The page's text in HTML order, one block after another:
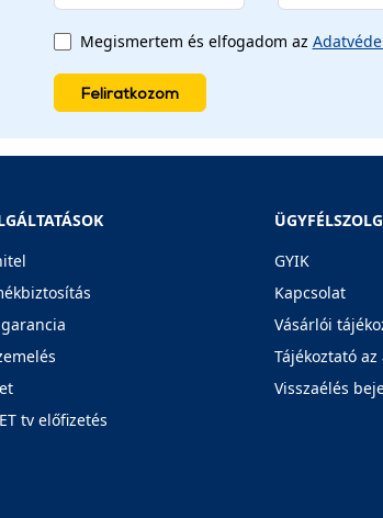
Megismertem és elfogadom az
Feliratkozom
tv előfizetés
GYIK
Kapcsolat
Vásárlói
Tájékoztató
Visszaélés